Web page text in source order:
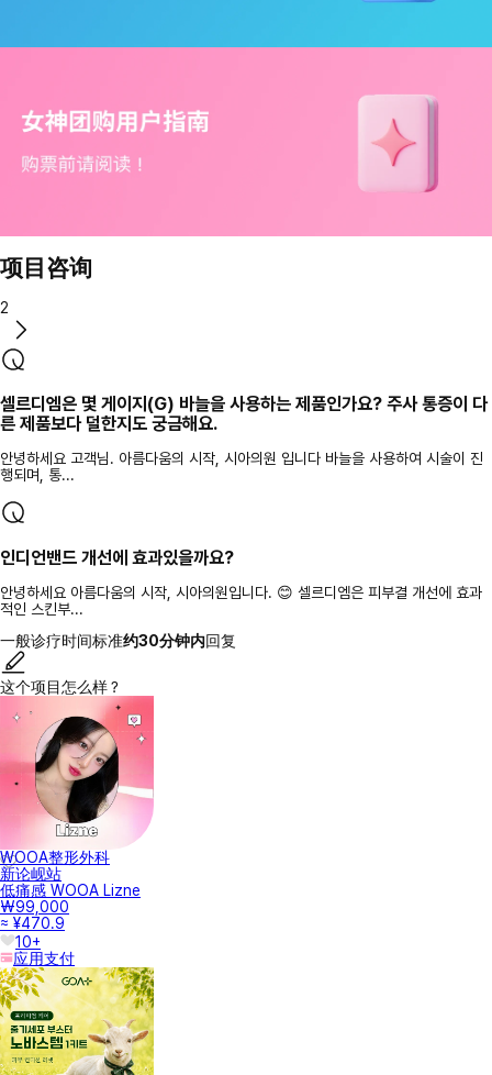
项目咨询
2
셀르디엠은 몇 게이지(G) 바늘을 사용하는 제품인가요? 주사 통증이 다
른 제품보다 덜한지도 궁금해요.
안녕하세요 고객님. 아름다움의 시작, 시아의원 입니다 바늘을 사용하여 시술이 진
행되며, 통...
인디언밴드 개선에 효과있을까요?
안녕하세요 아름다움의 시작, 시아의원입니다. 😊 셀르디엠은 피부결 개선에 효과
적인 스킨부...
一般诊疗时间标准约30分钟内回复
这个项目怎么样？
WOOA整形外科
新论岘站
低痛感 WOOA Lizne
₩99,000
≈ ¥470.9
10+
应用支付